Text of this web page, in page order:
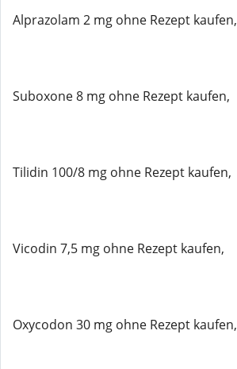
Alprazolam 2 mg ohne Rezept kaufen,
Suboxone 8 mg ohne Rezept kaufen,
Tilidin 100/8 mg ohne Rezept kaufen,
Vicodin 7,5 mg ohne Rezept kaufen,
Oxycodon 30 mg ohne Rezept kaufen,